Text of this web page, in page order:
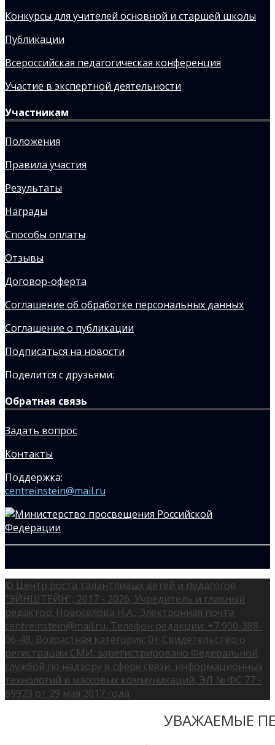
Конкурсы для учителей основной и старшей школы
Публикации
Всероссийская педагогическая конференция
Участие в экспертной деятельности
Участникам
Положения
Правила участия
Результаты
Награды
Способы оплаты
Отзывы
Договор-оферта
Соглашение об обработке персональных данных
Соглашение о публикации
Подписаться на новости
Поделится с друзьями:
Обратная связь
Задать вопрос
Контакты
Поддержка:
centreinstein@mail.ru
© Центр роста талантливых детей и педагогов
"ЭЙНШТЕЙН", 2017 - 2026, Учредитель и главный
редактор: Новоселова Н.А., Электронная почта:
centreinstein@mail.ru, Телефон редакции: +7 900-388-
06-48, Возрастная категория: 0+ Свидетельство о
регистрации СМИ: зарегистрировано Федеральной
службой по надзору в сфере связи, информационных
технологий и массовых коммуникаций, ЭЛ № ФС 77 -
69923 от 29 мая 2017 года
УВАЖАЕМЫЕ